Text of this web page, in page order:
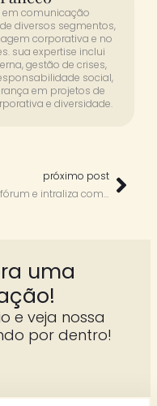
em comunicação
diversos segmentos,
corporativa e no
sua expertise inclui
gestão de crises,
social,
em projetos de
e diversidade.
próximo post
chro fórum e intraliza com andréa greco
uma
e veja nossa
por dentro!